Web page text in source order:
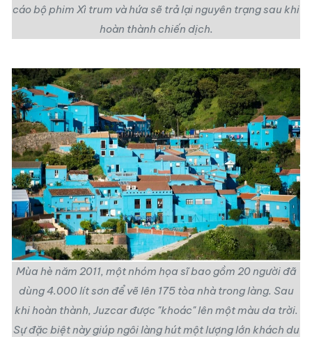
cáo bộ phim Xì trum và hứa sẽ trả lại nguyên trạng sau khi
hoàn thành chiến dịch.
Mùa hè năm 2011, một nhóm họa sĩ bao gồm 20 người đã
dùng 4.000 lít sơn để vẽ lên 175 tòa nhà trong làng. Sau
khi hoàn thành, Juzcar được "khoác" lên một màu da trời.
Sự đặc biệt này giúp ngôi làng hút một lượng lớn khách du